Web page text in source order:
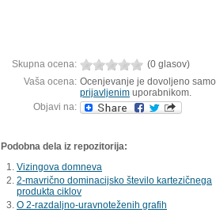
Skupna ocena:
(0 glasov)
Vaša ocena: Ocenjevanje je dovoljeno samo
prijavljenim uporabnikom.
Objavi na:
Podobna dela iz repozitorija:
Vizingova domneva
2-mavrično dominacijsko število kartezičnega
produkta ciklov
O 2-razdaljno-uravnoteženih grafih